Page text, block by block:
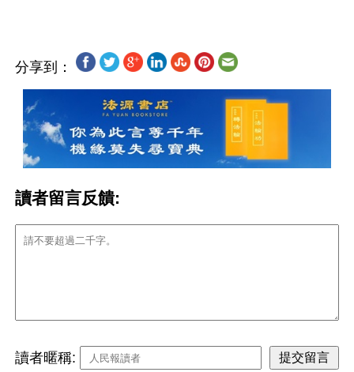
分享到：
讀者留言反饋:
讀者暱稱: